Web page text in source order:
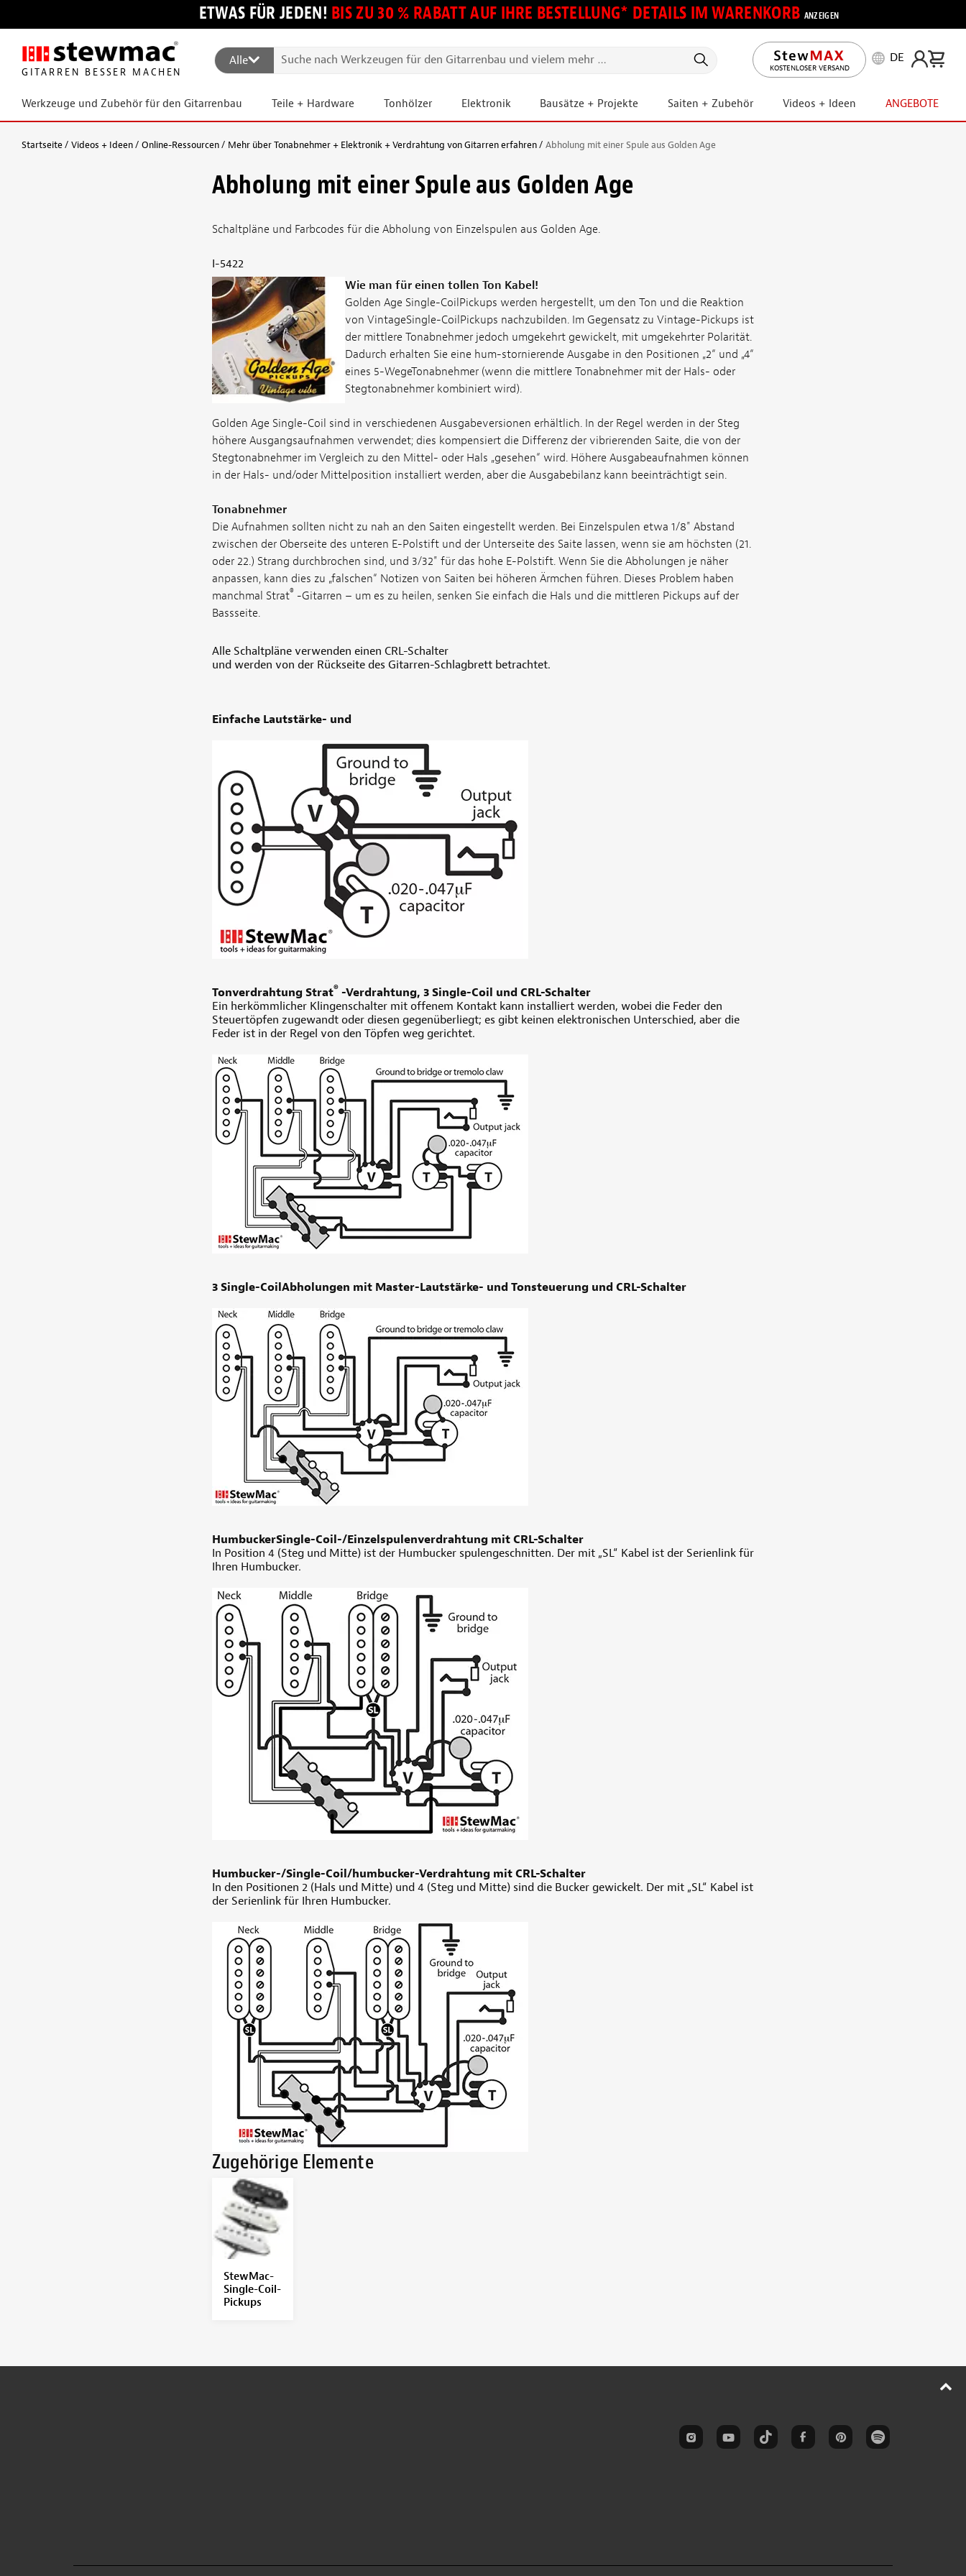
ETWAS FÜR JEDEN! BIS ZU 30 % RABATT AUF IHRE BESTELLUNG* DETAILS IM WARENKORB ANZEIGEN
GITARREN BESSER MACHEN
Alle
KOSTENLOSER VERSAND
DE
Werkzeuge und Zubehör für den Gitarrenbau Teile + Hardware Tonhölzer Elektronik Bausätze + Projekte Saiten + Zubehör Videos + Ideen ANGEBOTE
Startseite Videos + Ideen Online-Ressourcen Mehr über Tonabnehmer + Elektronik + Verdrahtung von Gitarren erfahren Abholung mit einer Spule aus Golden Age
Abholung mit einer Spule aus Golden Age
Schaltpläne und Farbcodes für die Abholung von Einzelspulen aus Golden Age.
I-5422
Wie man für einen tollen Ton Kabel!
Golden Age Single-CoilPickups werden hergestellt, um den Ton und die Reaktion
von VintageSingle-CoilPickups nachzubilden. Im Gegensatz zu Vintage-Pickups ist
der mittlere Tonabnehmer jedoch umgekehrt gewickelt, mit umgekehrter Polarität.
Dadurch erhalten Sie eine hum-stornierende Ausgabe in den Positionen „2“ und „4“
eines 5-WegeTonabnehmer (wenn die mittlere Tonabnehmer mit der Hals- oder
Stegtonabnehmer kombiniert wird).
Golden Age Single-Coil sind in verschiedenen Ausgabeversionen erhältlich. In der Regel werden in der Steg
höhere Ausgangsaufnahmen verwendet; dies kompensiert die Differenz der vibrierenden Saite, die von der
Stegtonabnehmer im Vergleich zu den Mittel- oder Hals „gesehen“ wird. Höhere Ausgabeaufnahmen können
in der Hals- und/oder Mittelposition installiert werden, aber die Ausgabebilanz kann beeinträchtigt sein.
Tonabnehmer
Die Aufnahmen sollten nicht zu nah an den Saiten eingestellt werden. Bei Einzelspulen etwa 1/8" Abstand
zwischen der Oberseite des unteren E-Polstift und der Unterseite des Saite lassen, wenn sie am höchsten (21.
oder 22.) Strang durchbrochen sind, und 3/32" für das hohe E-Polstift. Wenn Sie die Abholungen je näher
anpassen, kann dies zu „falschen“ Notizen von Saiten bei höheren Ärmchen führen. Dieses Problem haben
manchmal Strat®-Gitarren – um es zu heilen, senken Sie einfach die Hals und die mittleren Pickups auf der
Bassseite.
Alle Schaltpläne verwenden einen CRL-Schalter
und werden von der Rückseite des Gitarren-Schlagbrett betrachtet.
Einfache Lautstärke- und
Tonverdrahtung Strat®-Verdrahtung, 3 Single-Coil und CRL-Schalter
Ein herkömmlicher Klingenschalter mit offenem Kontakt kann installiert werden, wobei die Feder den
Steuertöpfen zugewandt oder diesen gegenüberliegt; es gibt keinen elektronischen Unterschied, aber die
Feder ist in der Regel von den Töpfen weg gerichtet.
3 Single-CoilAbholungen mit Master-Lautstärke- und Tonsteuerung und CRL-Schalter
HumbuckerSingle-Coil-/Einzelspulenverdrahtung mit CRL-Schalter
In Position 4 (Steg und Mitte) ist der Humbucker spulengeschnitten. Der mit „SL“ Kabel ist der Serienlink für
Ihren Humbucker.
Humbucker-/Single-Coil/humbucker-Verdrahtung mit CRL-Schalter
In den Positionen 2 (Hals und Mitte) und 4 (Steg und Mitte) sind die Bucker gewickelt. Der mit „SL“ Kabel ist
der Serienlink für Ihren Humbucker.
Zugehörige Elemente
StewMac-
Single-Coil-
Pickups